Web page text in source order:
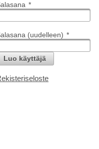
*
(uudelleen) *
Luo käyttäjä